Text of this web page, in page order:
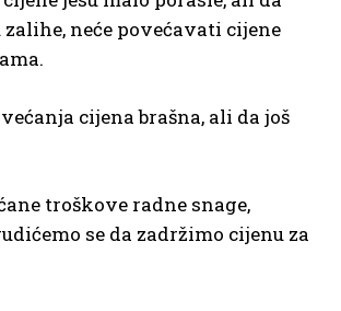
neće povećavati cijene
cijena brašna, ali da još
troškove radne snage,
se da zadržimo cijenu za